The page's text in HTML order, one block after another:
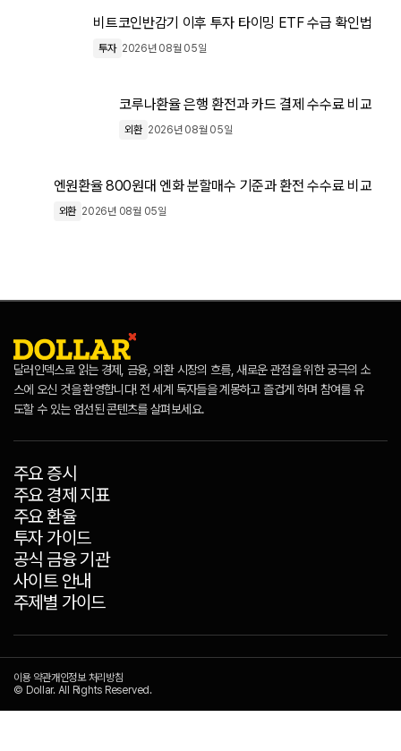
비트코인반감기 이후 투자 타이밍 ETF 수급 확인법
투자 2026년 08월 05일
코루나환율 은행 환전과 카드 결제 수수료 비교
외환 2026년 08월 05일
엔원환율 800원대 엔화 분할매수 기준과 환전 수수료 비교
외환 2026년 08월 05일
달러인덱스로 읽는 경제, 금융, 외환 시장의 흐름, 새로운 관점을 위한 궁극의 소
스에 오신 것을 환영합니다! 전 세계 독자들을 계몽하고 즐겁게 하며 참여를 유
도할 수 있는 엄선된 콘텐츠를 살펴보세요.
주요 증시
주요 경제 지표
주요 환율
투자 가이드
공식 금융 기관
사이트 안내
주제별 가이드
이용 약관개인정보 처리방침
© Dollar. All Rights Reserved.